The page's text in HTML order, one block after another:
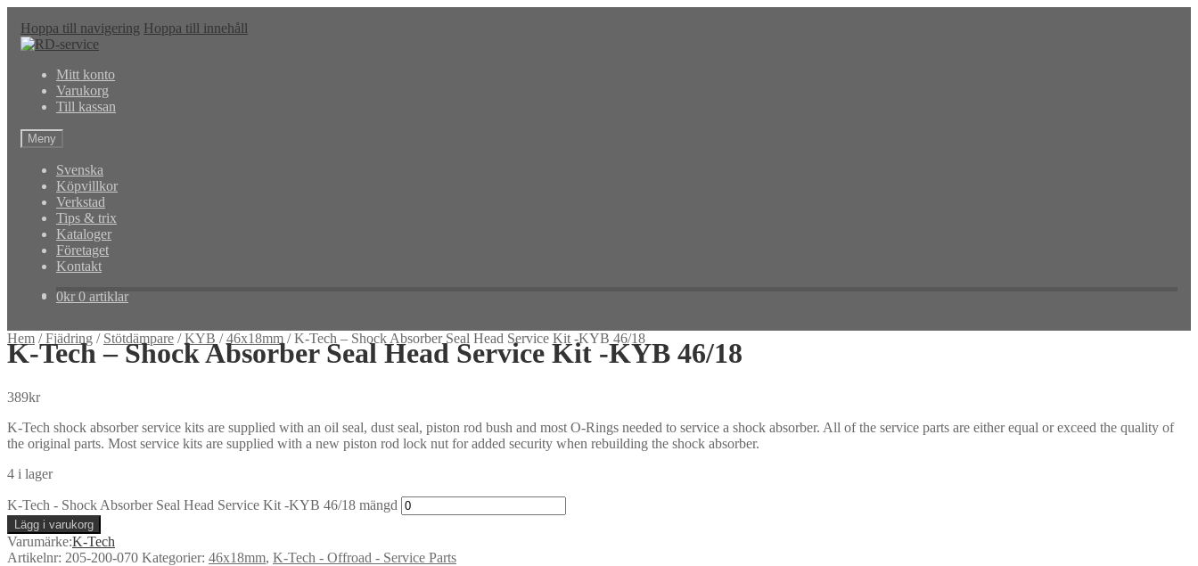
Hoppa till navigering Hoppa till innehåll
Mitt konto
Varukorg
Till kassan
Meny
Svenska
Köpvillkor
Verkstad
Tips & trix
Kataloger
Företaget
Kontakt
0kr 0 artiklar
Hem /Fjädring / Stötdämpare /KYB /46x18mm /K-Tech – Shock Absorber Seal Head Service Kit -KYB 46/18
K-Tech – Shock Absorber Seal Head Service Kit -KYB 46/18
389kr
K-Tech shock absorber service kits are supplied with an oil seal, dust seal, piston rod bush and most O-Rings needed to service a shock absorber. All of the service parts are either equal or exceed the quality of
the original parts. Most service kits are supplied with a new piston rod lock nut for added security when rebuilding the shock absorber.
4 i lager
K-Tech - Shock Absorber Seal Head Service Kit -KYB 46/18 mängd
Lägg i varukorg
Varumärke:K-Tech
Artikelnr: 205-200-070 Kategorier: 46x18mm, K-Tech - Offroad - Service Parts